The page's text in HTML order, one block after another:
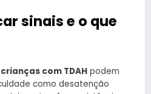
sinais e o que
crianças com TDAH podem
como desatenção